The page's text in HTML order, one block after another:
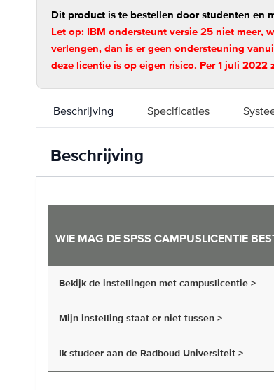
Dit product is te bestellen door studenten en
Let op: IBM ondersteunt versie 25 niet meer,
verlengen, dan is er geen ondersteuning
deze licentie is op eigen risico. Per 1 juli
Beschrijving Specificaties
Beschrijving
WIE MAG DE SPSS CAMPUSLICENTIE
Bekijk de instellingen met campuslicentie >
Mijn instelling staat er niet tussen >
Ik studeer aan de Radboud Universiteit >